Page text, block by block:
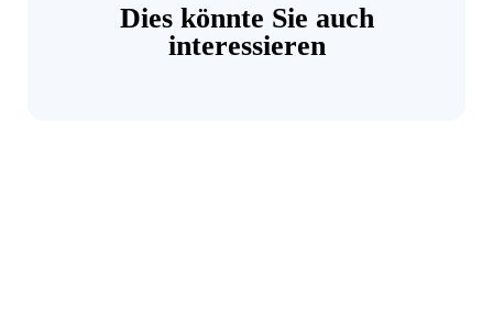
Dies könnte Sie auch
interessieren